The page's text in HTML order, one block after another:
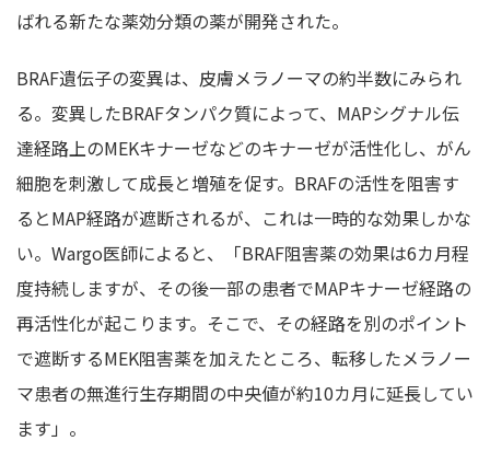
ばれる新たな薬効分類の薬が開発された。
BRAF遺伝子の変異は、皮膚メラノーマの約半数にみられ
る。変異したBRAFタンパク質によって、MAPシグナル伝
達経路上のMEKキナーゼなどのキナーゼが活性化し、がん
細胞を刺激して成長と増殖を促す。BRAFの活性を阻害す
るとMAP経路が遮断されるが、これは一時的な効果しかな
い。Wargo医師によると、「BRAF阻害薬の効果は6カ月程
度持続しますが、その後一部の患者でMAPキナーゼ経路の
再活性化が起こります。そこで、その経路を別のポイント
で遮断するMEK阻害薬を加えたところ、転移したメラノー
マ患者の無進行生存期間の中央値が約10カ月に延長してい
ます」。